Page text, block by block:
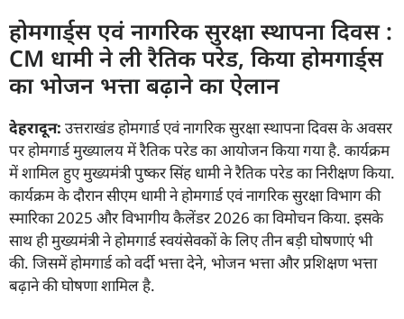
होमगार्ड्स एवं नागरिक सुरक्षा स्थापना दिवस :
CM धामी ने ली रैतिक परेड, किया होमगार्ड्स
का भोजन भत्ता बढ़ाने का ऐलान
देहरादून: उत्तराखंड होमगार्ड एवं नागरिक सुरक्षा स्थापना दिवस के अवसर
पर होमगार्ड मुख्यालय में रैतिक परेड का आयोजन किया गया है. कार्यक्रम
में शामिल हुए मुख्यमंत्री पुष्कर सिंह धामी ने रैतिक परेड का निरीक्षण किया.
कार्यक्रम के दौरान सीएम धामी ने होमगार्ड एवं नागरिक सुरक्षा विभाग की
स्मारिका 2025 और विभागीय कैलेंडर 2026 का विमोचन किया. इसके
साथ ही मुख्यमंत्री ने होमगार्ड स्वयंसेवकों के लिए तीन बड़ी घोषणाएं भी
की. जिसमें होमगार्ड को वर्दी भत्ता देने, भोजन भत्ता और प्रशिक्षण भत्ता
बढ़ाने की घोषणा शामिल है.